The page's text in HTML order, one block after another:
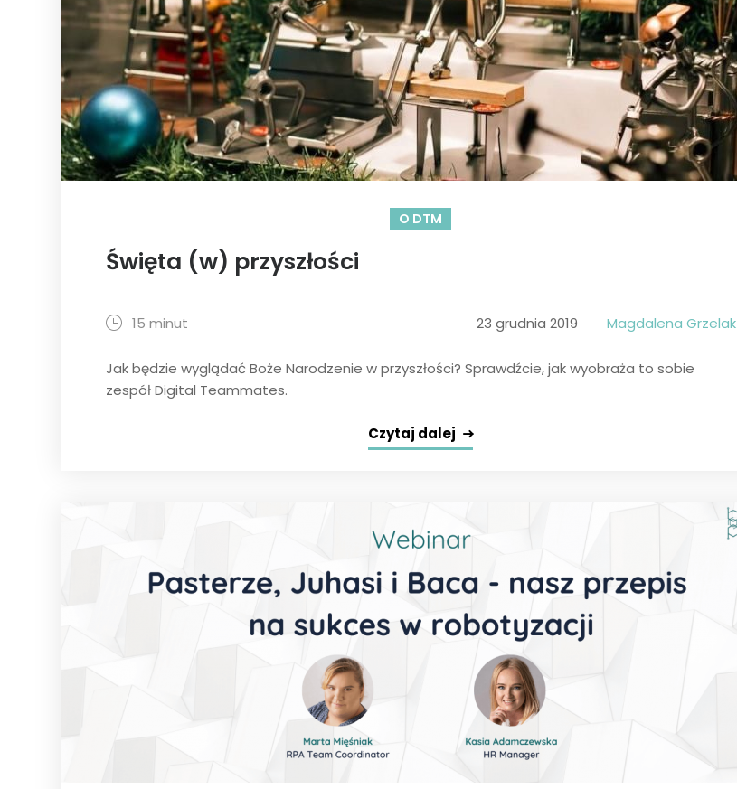
O DTM
Święta (w) przyszłości
15 minut 23 grudnia 2019 Magdalena Grzelak
Jak będzie wyglądać Boże Narodzenie w przyszłości? Sprawdźcie, jak wyobraża to sobie
zespół Digital Teammates.
Czytaj dalej